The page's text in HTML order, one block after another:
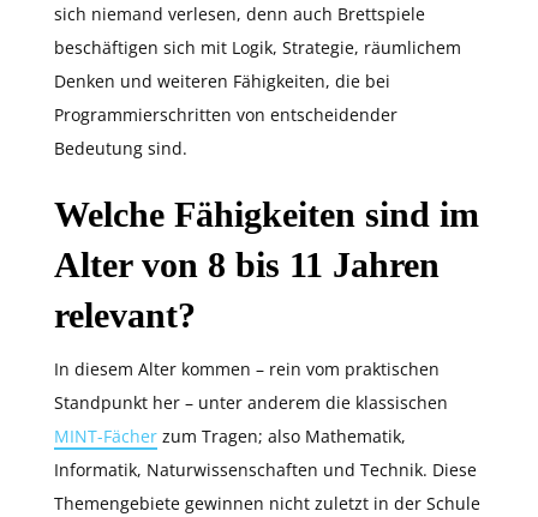
sich niemand verlesen, denn auch Brettspiele
beschäftigen sich mit Logik, Strategie, räumlichem
Denken und weiteren Fähigkeiten, die bei
Programmierschritten von entscheidender
Bedeutung sind.
Welche Fähigkeiten sind im
Alter von 8 bis 11 Jahren
relevant?
In diesem Alter kommen – rein vom praktischen
Standpunkt her – unter anderem die klassischen
MINT-Fächer zum Tragen; also Mathematik,
Informatik, Naturwissenschaften und Technik. Diese
Themengebiete gewinnen nicht zuletzt in der Schule